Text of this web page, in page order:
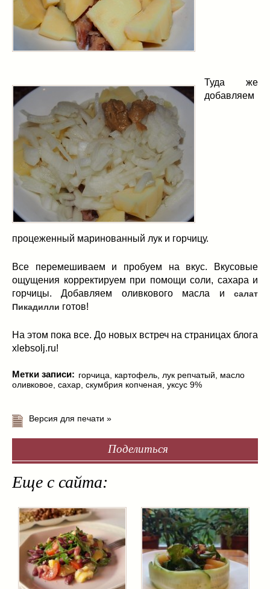
Туда же
добавляем
процеженный маринованный лук и горчицу.
Все перемешиваем и пробуем на вкус. Вкусовые
ощущения корректируем при помощи соли, сахара и
горчицы. Добавляем оливкового масла и салат
Пикадилли готов!
На этом пока все. До новых встреч на страницах блога
xlebsolj.ru!
Метки записи: горчица, картофель, лук репчатый, масло
оливковое, сахар, скумбрия копченая, уксус 9%
Версия для печати »
Поделиться
Еще с сайта: